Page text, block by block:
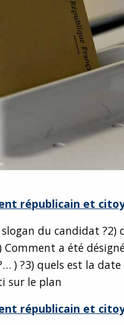
républicain et
du candidat
Comment a été
) ?3) quels est la
sur le plan
républicain et